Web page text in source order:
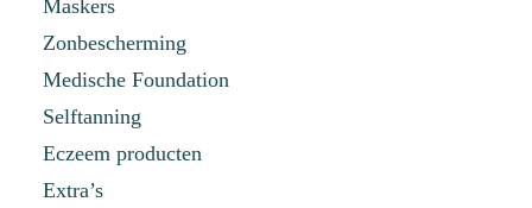
Maskers
Zonbescherming
Medische Foundation
Selftanning
Eczeem producten
Extra’s